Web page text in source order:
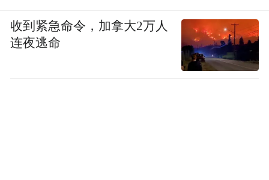
收到紧急命令，加拿大2万人
连夜逃命